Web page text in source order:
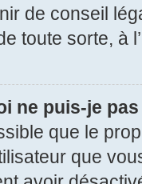
de conseil
toute sorte, à
ne puis-je
que le
que